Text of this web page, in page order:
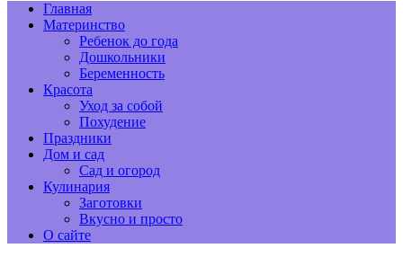
Главная
Материнство
Ребенок до года
Дошкольники
Беременность
Красота
Уход за собой
Похудение
Праздники
Дом и сад
Сад и огород
Кулинария
Заготовки
Вкусно и просто
О сайте